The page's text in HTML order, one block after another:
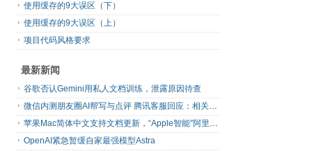
使用缓存的9大误区（下）
使用缓存的9大误区（上）
项目代码风格要求
最新新闻
谷歌否认Gemini用私人文档训练，泄露原因待查
微信内测朋友圈AI帮写与点评 腾讯客服回应：相关功能仍在逐步开放中
苹果Mac简体中文支持文档更新，“Apple智能”阿里千问扩展现身了
OpenAI紧急暂缓自家最强模型Astra